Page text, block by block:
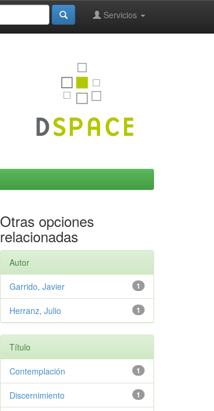
Servicios
Otras opciones
relacionadas
Autor
1
Garrido, Javier
1
Herranz, Julio
Título
1
Contemplación
1
Discernimiento